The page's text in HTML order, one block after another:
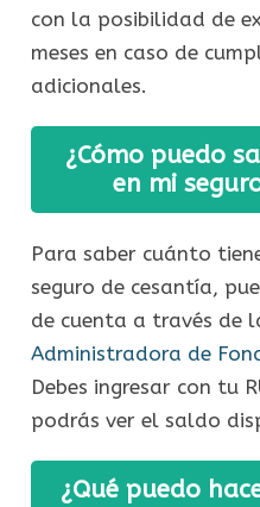
con la posibilidad de
meses en caso de
adicionales.
¿Cómo puedo
en mi
Para saber cuánto
seguro de cesantía,
de cuenta a través de
Administradora de
Debes ingresar con tu
podrás ver el saldo
¿Qué puedo